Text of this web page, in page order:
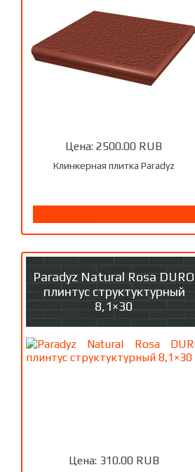
Цена: 2500.00 RUB
Клинкерная плитка Paradyz
Paradyz Natural Rosa DURO
плинтус структуктурный
8,1×30
Цена: 310.00 RUB